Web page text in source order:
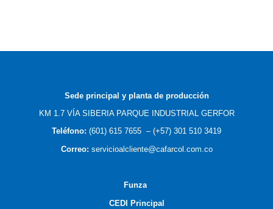
Sede principal y planta de producción
KM 1.7 VÍA SIBERIA PARQUE INDUSTRIAL GERFOR
Teléfono: (601) 615 7655 – (+57) 301 510 3419
Correo: servicioalcliente@cafarcol.com.co
Funza
CEDI Principal